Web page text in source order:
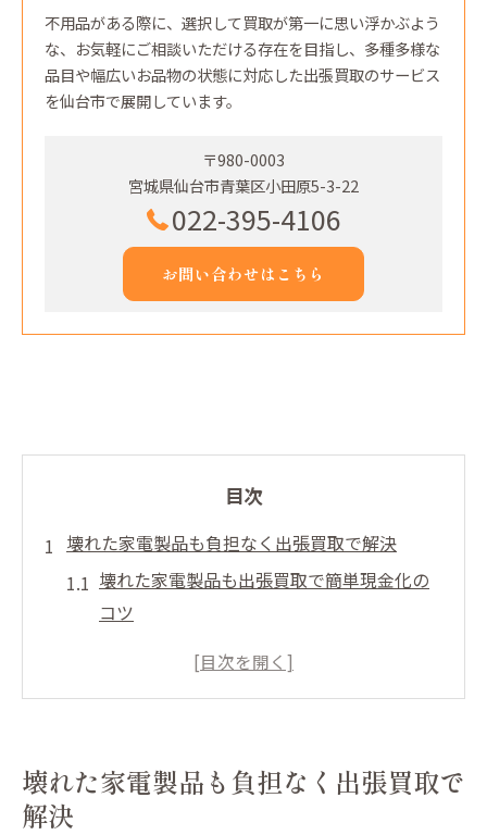
不用品がある際に、選択して買取が第一に思い浮かぶよう
な、お気軽にご相談いただける存在を目指し、多種多様な
品目や幅広いお品物の状態に対応した出張買取のサービス
を仙台市で展開しています。
〒980-0003
宮城県仙台市青葉区小田原5-3-22
022-395-4106
お問い合わせはこちら
目次
壊れた家電製品も負担なく出張買取で解決
壊れた家電製品も出張買取で簡単現金化の
コツ
仙台で壊れた家電製品を手間なく出張買取
ービス
壊れた家電製品も負担なく出張買取で
解決